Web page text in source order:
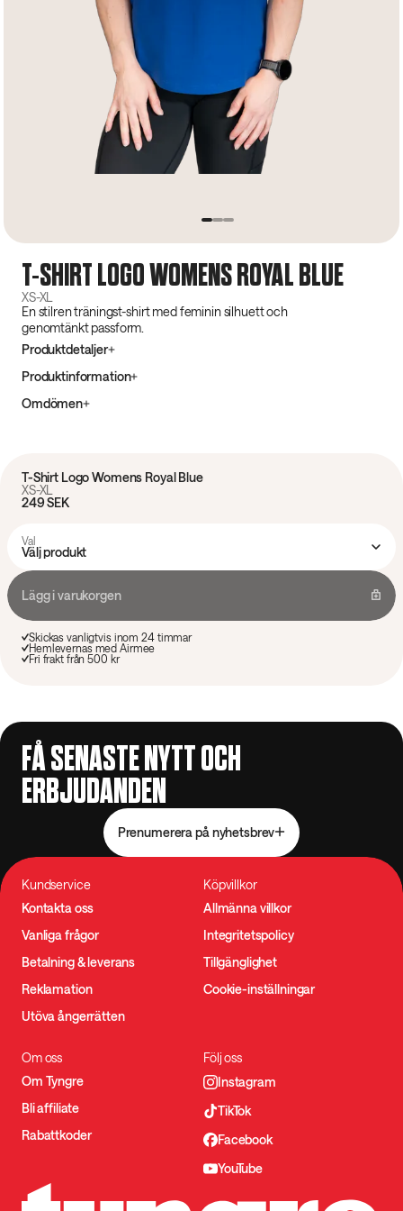
T-SHIRT LOGO WOMENS ROYAL BLUE
XS-XL
En stilren träningst-shirt med feminin silhuett och
genomtänkt passform.
Produktdetaljer
Produktinformation
Omdömen
T-Shirt Logo Womens Royal Blue
XS-XL
249 SEK
Val
Välj produkt
Lägg i varukorgen
Skickas vanligtvis inom 24 timmar
Hemlevernas med Airmee
Fri frakt från 500 kr
FÅ SENASTE NYTT OCH
ERBJUDANDEN
Prenumerera på nyhetsbrev
Kundservice
Kontakta oss
Vanliga frågor
Betalning & leverans
Reklamation
Utöva ångerrätten
Köpvillkor
Allmänna villkor
Integritetspolicy
Tillgänglighet
Cookie-inställningar
Om oss
Om Tyngre
Bli affiliate
Rabattkoder
Följ oss
Instagram
TikTok
Facebook
YouTube